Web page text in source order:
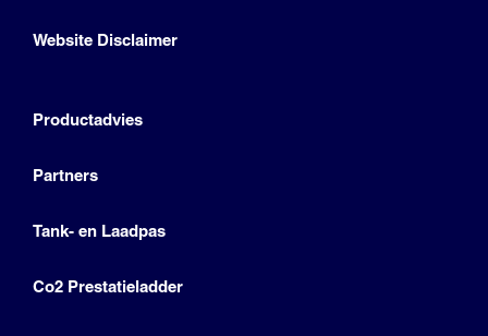
Website Disclaimer
Productadvies
Partners
Tank- en Laadpas
Co2 Prestatieladder